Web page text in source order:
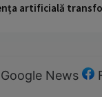
artificială
Google News